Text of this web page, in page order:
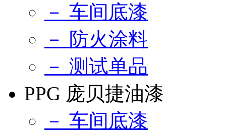
－ 车间底漆
－ 防火涂料
－ 测试单品
PPG 庞贝捷油漆
－ 车间底漆